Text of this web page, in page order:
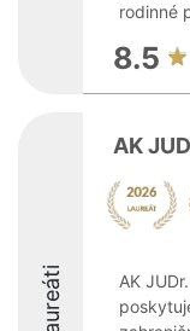
rodinné
8.5
Laureáti
AK
AK